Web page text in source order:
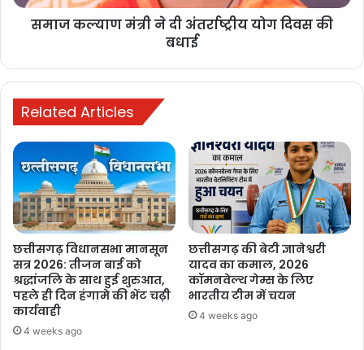
1 week ago
रायपुर में छात्रों का आंदोलन तेज, शिक्षा व्यवस्था
में सुधार और मंत्री के इस्तीफे की मांग
1 week ago
मनेन्द्रगढ़: बीआर कार्यालय परिसर में गंदगी
का अंबार, तोड़फोड़ और अव्यवस्था से
कर्मचारियों व आमजन परेशान
2 weeks ago
PM ने ‘मन की बात’ में की कोरबा के जल
संरक्षण मॉडल की सराहना, ISRO तकनीक से
बढ़ा भूजल स्तर
2 weeks ago
समाज कल्याण मंत्री ने दी अंतर्राष्ट्रीय योग दिवस की
बधाई
Related Articles
छत्तीसगढ़ विधानसभा मानसून
सत्र 2026: तीजन बाई को
श्रद्धांजलि के साथ हुई शुरुआत,
पहले ही दिन हंगामे की भेंट चढ़ी
कार्यवाही
4 weeks ago
छत्तीसगढ़ की बेटी ज्ञानेश्वरी
यादव का कमाल, 2026
कॉमनवेल्थ गेम्स के लिए
भारतीय टीम में चयन
4 weeks ago